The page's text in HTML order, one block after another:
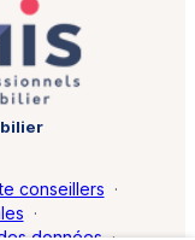
conseillers ·
·